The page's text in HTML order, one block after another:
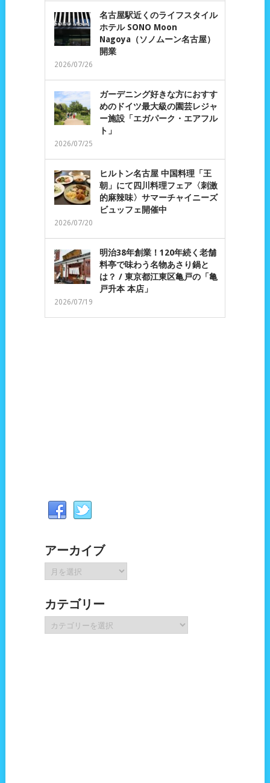
名古屋駅近くのライフスタイル
ホテル SONO Moon
Nagoya（ソノムーン名古屋）
開業
2026/07/26
ガーデニング好きな方におすす
めのドイツ最大級の園芸レジャ
ー施設「エガパーク・エアフル
ト」
2026/07/25
ヒルトン名古屋 中国料理「王
朝」にて四川料理フェア〈刺激
的麻辣味〉サマーチャイニーズ
ビュッフェ開催中
2026/07/20
明治38年創業！120年続く老舗
料亭で味わう名物あさり鍋と
は？ / 東京都江東区亀戸の「亀
戸升本 本店」
2026/07/19
アーカイブ
ー
イ
ブ
カテゴリー
テ